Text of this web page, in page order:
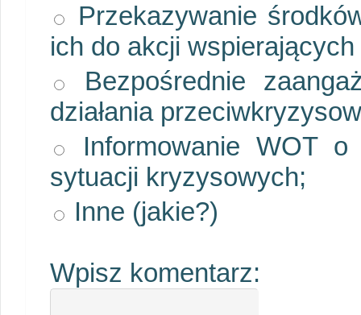
Przekazywanie
ich do akcji
Bezpośrednie
działania
Informowanie WOT
sytuacji kryzysowych;
Inne (jakie?)
Wpisz komentarz: